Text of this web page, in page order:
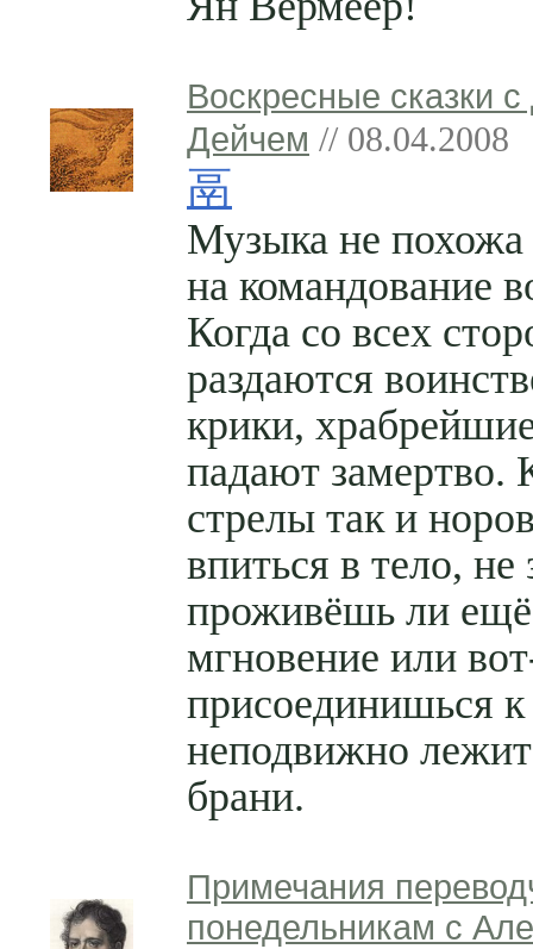
Воскресные сказки
Дейчем // 08.04.2008
鬲
Музыка не похожа
на командование
Когда со всех
раздаются
крики,
падают замертво.
стрелы так и
впиться в тело,
проживёшь ли ещё
мгновение или
присоединишься
неподвижно
брани.
Примечания
понедельникам с